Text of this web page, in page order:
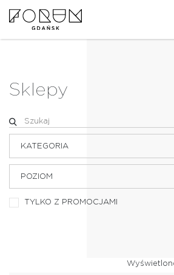
Sklepy
KATEGORIA
ELEKTRONIKA I MULTIMEDIA
POZIOM
TYLKO Z PROMOCJAMI